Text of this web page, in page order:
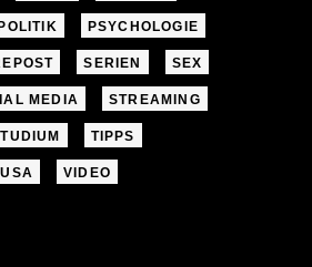
POLITIK PSYCHOLOGIE
SERIEN SEX
MEDIA STREAMING
TIPPS
USA VIDEO